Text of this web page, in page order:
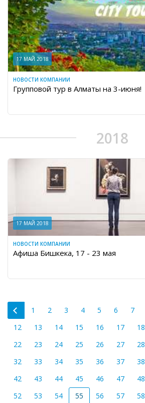
17 МАЙ 2018
НОВОСТИ КОМПАНИИ
Групповой тур в Алматы на 3-июня!
2018
17 МАЙ 2018
НОВОСТИ КОМПАНИИ
Афиша Бишкека, 17 - 23 мая
1 2 3 4 5 6 7
12
13 14 15 16 17 18
22
23 24 25 26 27 28
32
33 34 35 36 37 38
42
43 44 45 46 47 48
52
53 54 55 56 57 58